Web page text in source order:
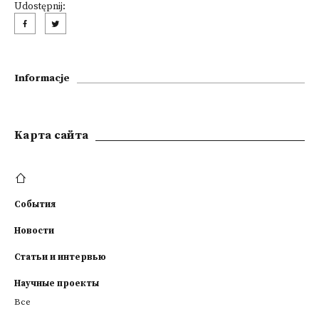
Udostępnij:
Informacje
Kарта сайта
События
Новости
Статьи и интервью
Научные проекты
Все